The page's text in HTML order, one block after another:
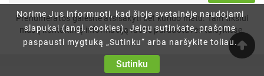
Norime Jus informuoti, kad šioje svetainėje naudojami
slapukai (angl. cookies). Jeigu sutinkate, prašome
paspausti mygtuką „Sutinku“ arba naršykite toliau.
Sutinku
Prenumeratos galėsite atsisakyti bet kuriuo metu. Tam tikslui
mūsų kontaktinę informaciją rasite parduotuvės taisyklėse.